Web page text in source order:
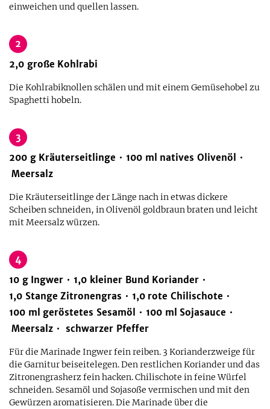
einweichen und quellen lassen.
2
2,0 große Kohlrabi
Die Kohlrabiknollen schälen und mit einem Gemüsehobel zu
Spaghetti hobeln.
3
200 g Kräuterseitlinge 100 ml natives Olivenöl
Meersalz
Die Kräuterseitlinge der Länge nach in etwas dickere
Scheiben schneiden, in Olivenöl goldbraun braten und leicht
mit Meersalz würzen.
4
10 g Ingwer 1,0 kleiner Bund Koriander
1,0 Stange Zitronengras 1,0 rote Chilischote
100 ml geröstetes Sesamöl 100 ml Sojasauce
Meersalz
schwarzer Pfeffer
Für die Marinade Ingwer fein reiben. 3 Korianderzweige für
die Garnitur beiseitelegen. Den restlichen Koriander und das
Zitronengrasherz fein hacken. Chilischote in feine Würfel
schneiden. Sesamöl und Sojasoße vermischen und mit den
Gewürzen aromatisieren. Die Marinade über die